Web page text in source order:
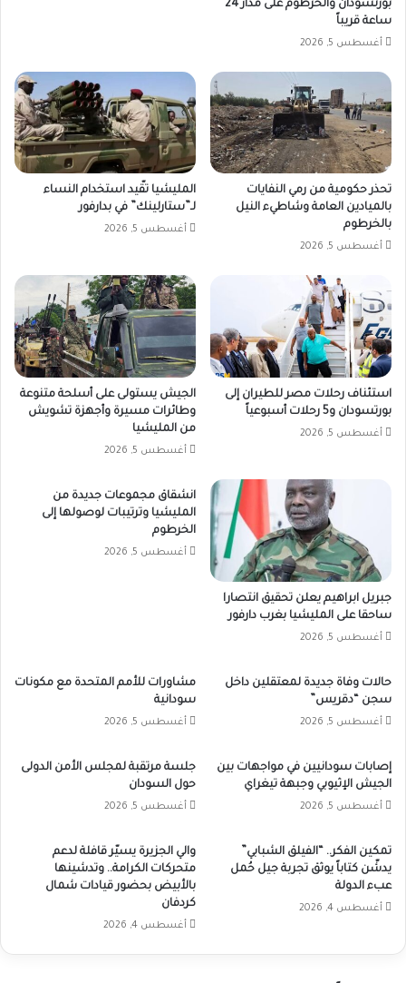
بورتسودان والخرطوم على مدار 24
ساعة قريباً
أغسطس 5, 2026
تحذر حكومية من رمي النفايات
بالميادين العامة وشاطيء النيل
بالخرطوم
أغسطس 5, 2026
المليشيا تقّيد استخدام النساء
لـ”ستارلينك” في بدارفور
أغسطس 5, 2026
استئناف رحلات مصر للطيران إلى
بورتسودان و5 رحلات أسبوعياً
أغسطس 5, 2026
الجيش يستولى على أسلحة متنوعة
وطائرات مسيرة وأجهزة تشويش
من المليشيا
أغسطس 5, 2026
جبريل ابراهيم يعلن تحقيق انتصارا
ساحقا على المليشيا بغرب دارفور
أغسطس 5, 2026
انشقاق مجموعات جديدة من
المليشيا وترتيبات لوصولها إلى
الخرطوم
أغسطس 5, 2026
حالات وفاة جديدة لمعتقلين داخل
سجن “دقريس”
أغسطس 5, 2026
مشاورات للأمم المتحدة مع مكونات
سودانية
أغسطس 5, 2026
إصابات سودانيين في مواجهات بين
الجيش الإثيوبي وجبهة تيغراي
أغسطس 5, 2026
جلسة مرتقبة لمجلس الأمن الدولى
حول السودان
أغسطس 5, 2026
تمكين الفكر.. “الفيلق الشبابي”
يدشّن كتاباً يوثق تجربة جيل حُمل
عبء الدولة
أغسطس 4, 2026
والي الجزيرة يسيّر قافلة لدعم
متحركات الكرامة.. وتدشينها
بالأبيض بحضور قيادات شمال
كردفان
أغسطس 4, 2026